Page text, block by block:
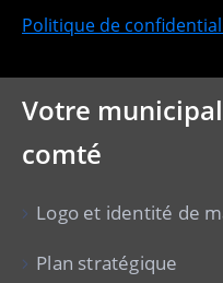
Politique de
Votre
comté
Logo et identité de
Plan stratégique